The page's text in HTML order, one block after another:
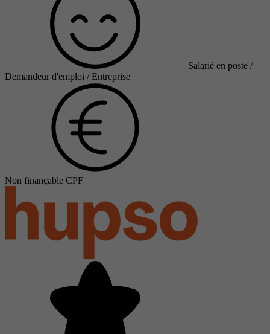
Salarié en poste /
Demandeur d'emploi / Entreprise
Non finançable CPF